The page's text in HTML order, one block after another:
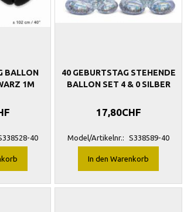
BALLON
1M
40
40 GEBURTSTAG STEHENDE
BALLON SET 4 & 0 SILBER
17,80CHF
Model/Artikelnr.: S338589-40
In den Warenkorb